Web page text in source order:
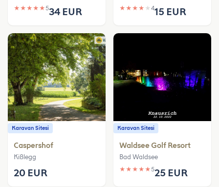
★ ★ ★ ★ ★534 EUR ★ ★ ★ ★ ★ 415 EUR
Karavan Sitesi
Caspershof
Kißlegg
20 EUR
Karavan Sitesi
Waldsee Golf Resort
Bad Waldsee
★ ★ ★ ★ ★525 EUR